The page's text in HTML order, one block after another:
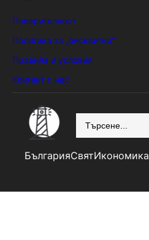
Поверителност
Политика за „бисквитки“
Правила и условия
Контакт с нас
БългарияСвятИкономика